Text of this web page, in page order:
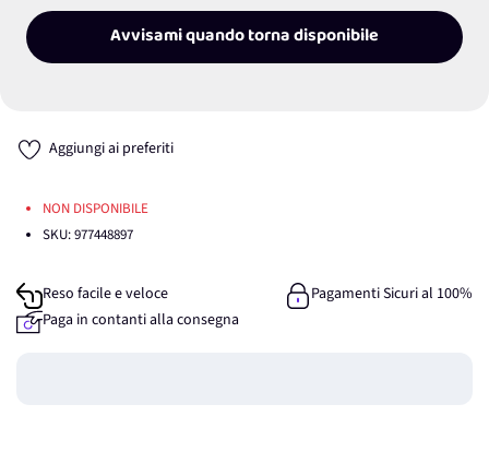
Avvisami quando torna disponibile
Aggiungi ai preferiti
NON DISPONIBILE
SKU:977448897
Reso facile e veloce
Pagamenti Sicuri al 100%
Paga in contanti alla consegna